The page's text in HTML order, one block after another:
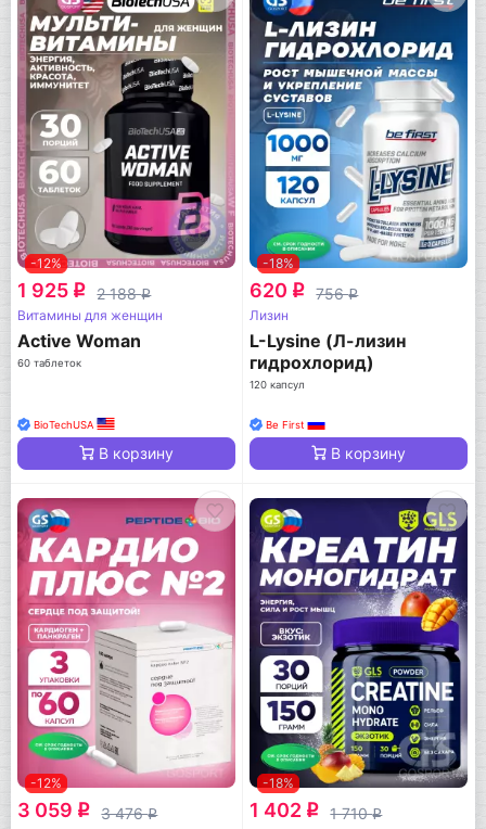
-12%
1 925 q 2 188q
Витамины для женщин
Active Woman
60 таблеток
BioTechUSA
В корзину
-18%
620 q 756q
Лизин
L-Lysine (Л-лизин
гидрохлорид)
120 капсул
Be First
В корзину
-12%
3 059 q 3 476q
-18%
1 402 q 1 710q